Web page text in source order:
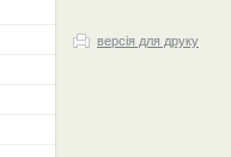
версія для друку